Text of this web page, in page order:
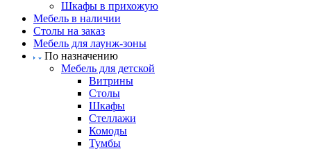
Шкафы в прихожую
Мебель в наличии
Столы на заказ
Мебель для лаунж-зоны
По назначению
Мебель для детской
Витрины
Столы
Шкафы
Стеллажи
Комоды
Тумбы